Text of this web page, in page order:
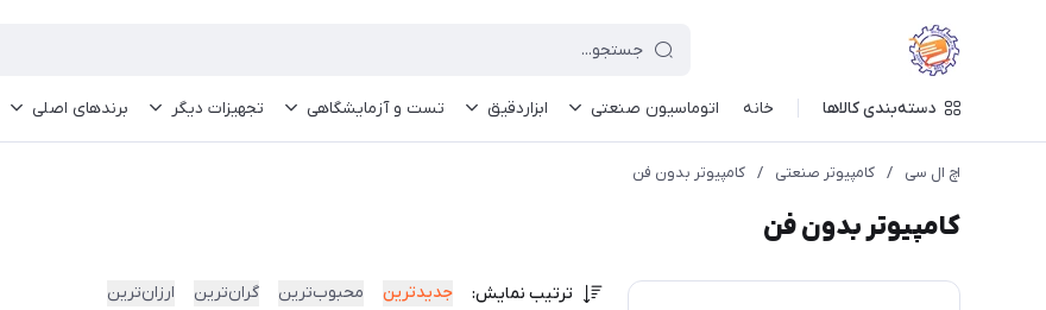
دسته‌بندی کالاها خانه اتوماسیون صنعتی ابزاردقیق تست و آزمایشگاهی تجهیزات دیگر برندهای اصلی
اچ ال سی / کامپیوتر صنعتی / کامپیوتر بدون فن
کامپیوتر بدون فن
ترتیب نمایش: جدیدترین محبوب‌ترین گران‌ترین ارزان‌ترین